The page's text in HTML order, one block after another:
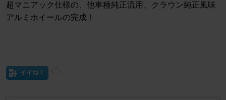
超マニアック仕様の、他車種純正流用、クラウン純正風味
アルミホイールの完成！
イイね！